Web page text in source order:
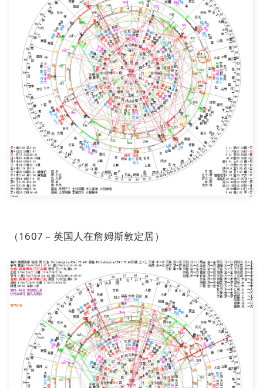
（1607 – 英国人在詹姆斯敦定居）